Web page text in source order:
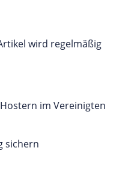
wird regelmäßig
im Vereinigten
sichern